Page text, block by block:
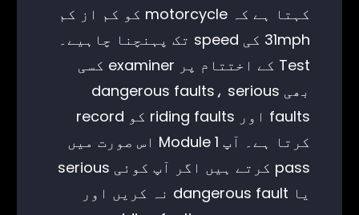
کہتا ہے کہ motorcycle کو کم از کم
31mph کی speed تک پہنچنا چاہیے۔
Test کے اختتام پر examiner کسی
بھی dangerous faults، serious
faults اور riding faults کو record
کرتا ہے۔ آپ Module 1 اس صورت میں
pass کرتے ہیں اگر آپ کوئی serious
یا dangerous fault نہ کریں اور